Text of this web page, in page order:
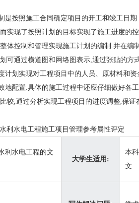
是按照施工合同确定项目的开工和竣工日
实现了按照计划的目标实现了施工进度的
体控制和管理实现施工计划的编制.并在编
可通过横道图和网络图表示,通过张贴的方
计划实现对工程项目中的人员、原材料和
地配置.具体的施工过程中还应仔细做好各
较,通过分析实现工程项目的进度调整,保
水利水电工程施工项目管理参考属性评定
利水电工程的文
大学生适用:
本
文